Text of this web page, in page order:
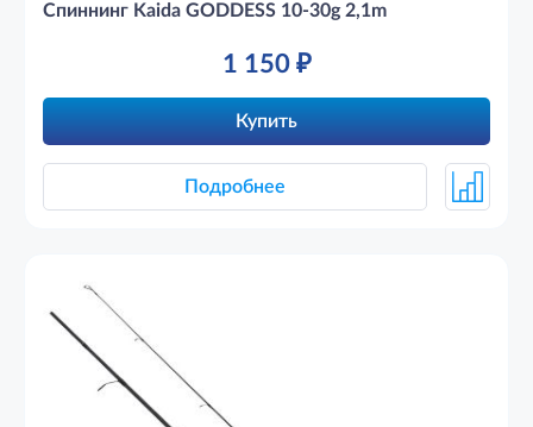
Спиннинг Kaida GODDESS 10-30g 2,1m
1 150₽
Купить
Подробнее